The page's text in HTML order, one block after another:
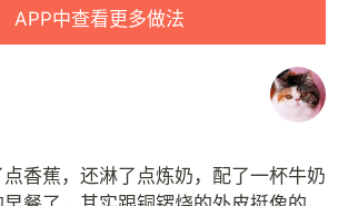
APP中查看更多做法
香蕉，还淋了点炼奶，配了一杯牛奶